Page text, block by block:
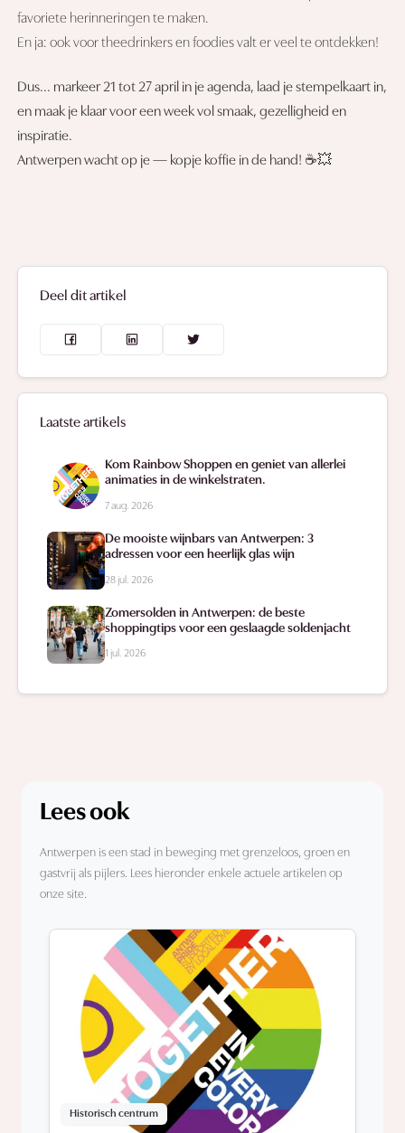
favoriete herinneringen te maken.
En ja: ook voor theedrinkers en foodies valt er veel te ontdekken!
Dus... markeer 21 tot 27 april in je agenda, laad je stempelkaart in,
en maak je klaar voor een week vol smaak, gezelligheid en
inspiratie.
Antwerpen wacht op je — kopje koffie in de hand! ☕💥
Laatste artikels
Kom Rainbow Shoppen en geniet van allerlei
animaties in de winkelstraten.
7 aug. 2026
De mooiste wijnbars van Antwerpen: 3
adressen voor een heerlijk glas wijn
28 jul. 2026
Zomersolden in Antwerpen: de beste
shoppingtips voor een geslaagde soldenjacht
1 jul. 2026
Deel dit artikel
Lees ook
Antwerpen is een stad in beweging met grenzeloos, groen en
gastvrij als pijlers. Lees hieronder enkele actuele artikelen op
onze site.
Historisch centrum